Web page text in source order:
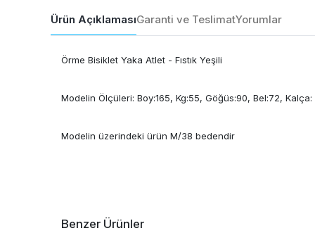
Ürün AçıklamasıGaranti ve TeslimatYorumlar
Örme Bisiklet Yaka Atlet - Fıstık Yeşili
Modelin Ölçüleri: Boy:165, Kg:55, Göğüs:90, Bel:72, Kalça:
Modelin üzerindeki ürün M/38 bedendir
Benzer Ürünler